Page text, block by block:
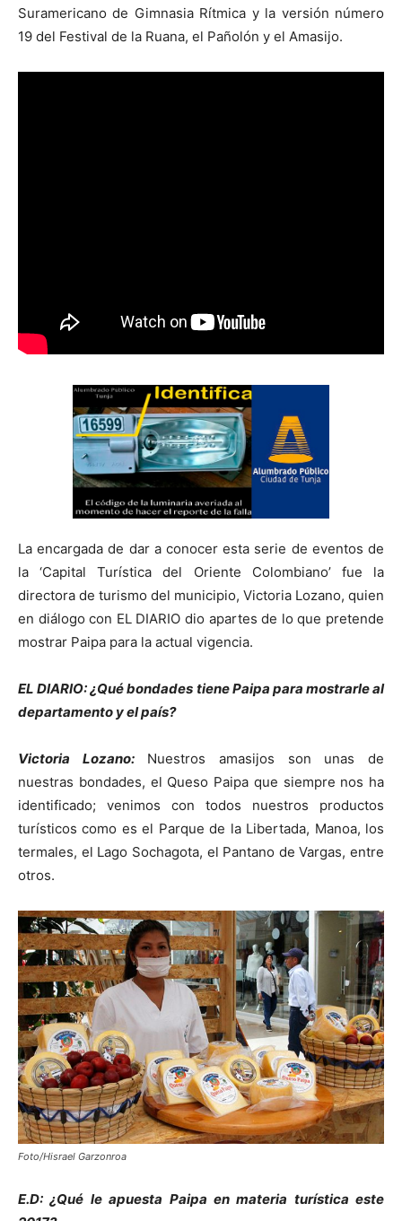
Suramericano de Gimnasia Rítmica y la versión número
19 del Festival de la Ruana, el Pañolón y el Amasijo.
La encargada de dar a conocer esta serie de eventos de
la ‘Capital Turística del Oriente Colombiano’ fue la
directora de turismo del municipio, Victoria Lozano, quien
en diálogo con EL DIARIO dio apartes de lo que pretende
mostrar Paipa para la actual vigencia.
EL DIARIO: ¿Qué bondades tiene Paipa para mostrarle al
departamento y el país?
Victoria Lozano:Nuestros amasijos son unas de
nuestras bondades, el Queso Paipa que siempre nos ha
identificado; venimos con todos nuestros productos
turísticos como es el Parque de la Libertada, Manoa, los
termales, el Lago Sochagota, el Pantano de Vargas, entre
otros.
Foto/Hisrael Garzonroa
E.D: ¿Qué le apuesta Paipa en materia turística este